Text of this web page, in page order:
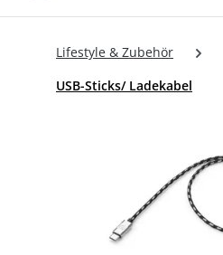
Lifestyle & Zubehör
USB-Sticks/ Ladekabel